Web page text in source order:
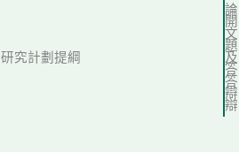
研究計劃提綱
論
文
及
答
辯
開
題
答
辯